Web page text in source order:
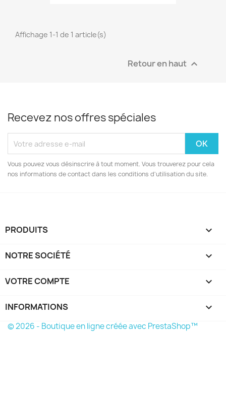
Affichage 1-1 de 1 article(s)
Retour en haut 
Recevez nos offres spéciales
Vous pouvez vous désinscrire à tout moment. Vous trouverez pour cela
nos informations de contact dans les conditions d'utilisation du site.
PRODUITS 
NOTRE SOCIÉTÉ 
VOTRE COMPTE 
INFORMATIONS keyboard_arrow_down
© 2026 - Boutique en ligne créée avec PrestaShop™